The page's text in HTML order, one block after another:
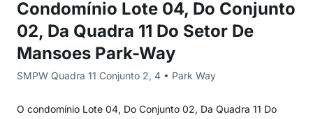
Condomínio Lote 04, Do Conjunto
02, Da Quadra 11 Do Setor De
Mansoes Park-Way
SMPW Quadra 11 Conjunto 2, 4 • Park Way
O condomínio Lote 04, Do Conjunto 02, Da Quadra 11 Do